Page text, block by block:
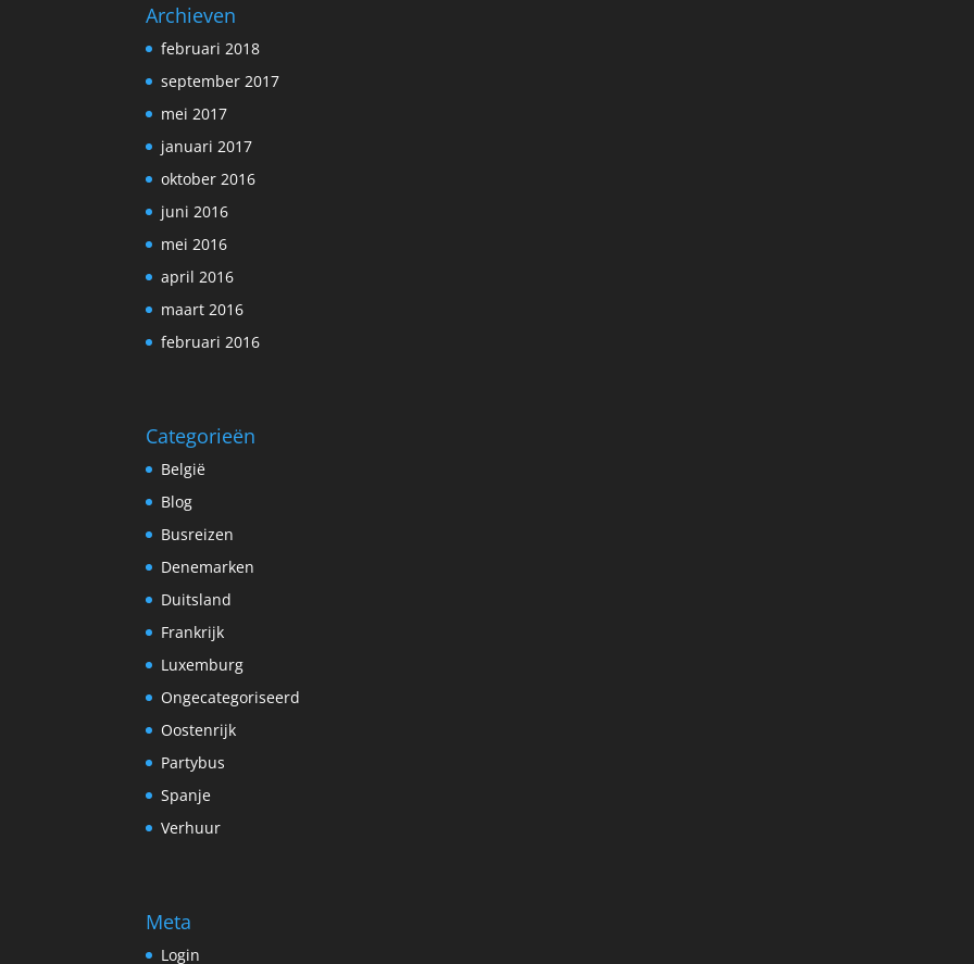
Archieven
februari 2018
september 2017
mei 2017
januari 2017
oktober 2016
juni 2016
mei 2016
april 2016
maart 2016
februari 2016
Categorieën
België
Blog
Busreizen
Denemarken
Duitsland
Frankrijk
Luxemburg
Ongecategoriseerd
Oostenrijk
Partybus
Spanje
Verhuur
Meta
Login